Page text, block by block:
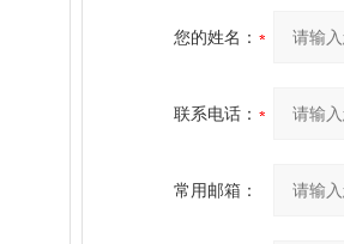
您的姓名：
联系电话：
常用邮箱：